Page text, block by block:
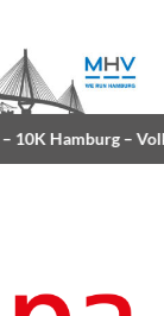
10K Hamburg–